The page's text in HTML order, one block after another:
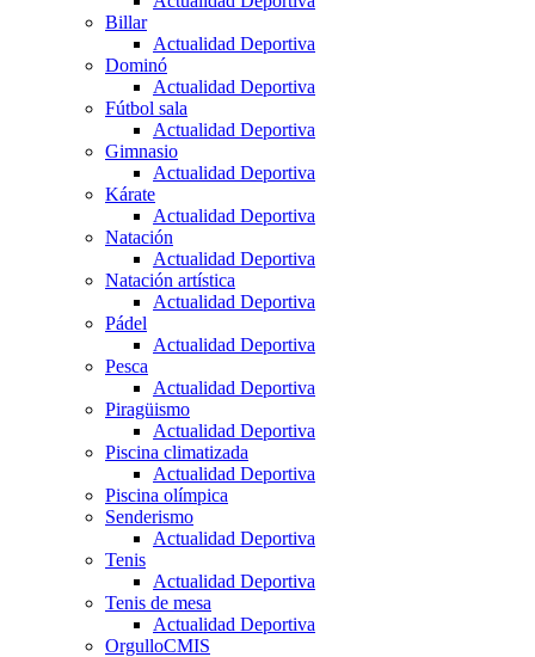
Billar
Actualidad Deportiva
Dominó
Actualidad Deportiva
Fútbol sala
Actualidad Deportiva
Gimnasio
Actualidad Deportiva
Kárate
Actualidad Deportiva
Natación
Actualidad Deportiva
Natación artística
Actualidad Deportiva
Pádel
Actualidad Deportiva
Pesca
Actualidad Deportiva
Piragüismo
Actualidad Deportiva
Piscina climatizada
Actualidad Deportiva
Piscina olímpica
Senderismo
Actualidad Deportiva
Tenis
Actualidad Deportiva
Tenis de mesa
Actualidad Deportiva
OrgulloCMIS